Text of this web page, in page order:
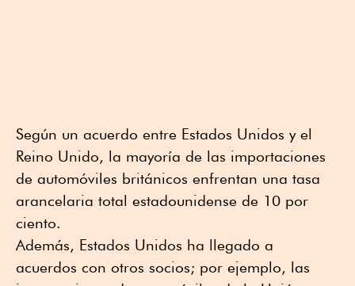
Según un acuerdo entre Estados Unidos y el
Reino Unido, la mayoría de las importaciones
de automóviles británicos enfrentan una tasa
arancelaria total estadounidense de 10 por
ciento.
Además, Estados Unidos ha llegado a
acuerdos con otros socios; por ejemplo, las